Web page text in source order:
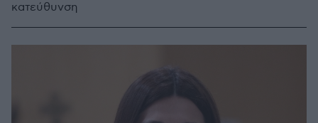
κατεύθυνση